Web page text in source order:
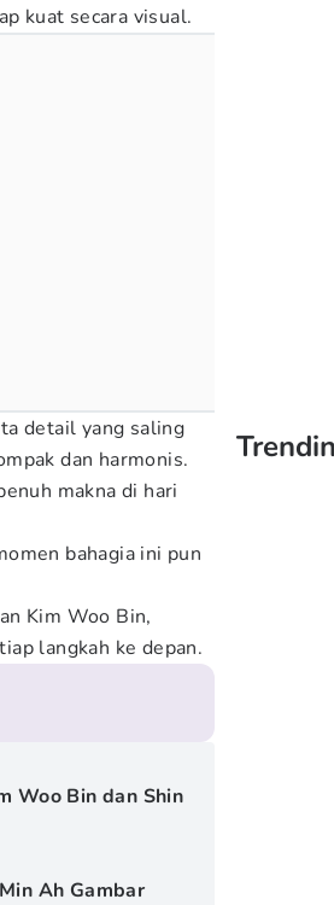
kuat secara visual.
detail yang saling
dan harmonis.
makna di hari
bahagia ini pun
Kim Woo Bin,
langkah ke depan.
Woo Bin dan Shin
Ah Gambar